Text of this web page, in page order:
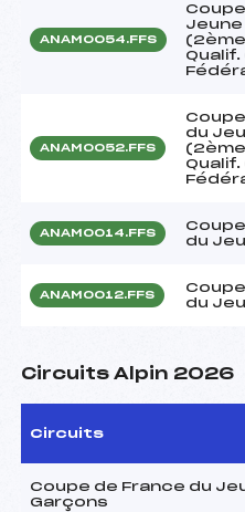
ANAM0054.FFS
Jeune
Qualif.
ANAM0052.FFS
du
Qualif.
ANAM0014.FFS
du
ANAM0012.FFS
du
Circuits Alpin 2026
Circuits
Coupe de France du
Garçons